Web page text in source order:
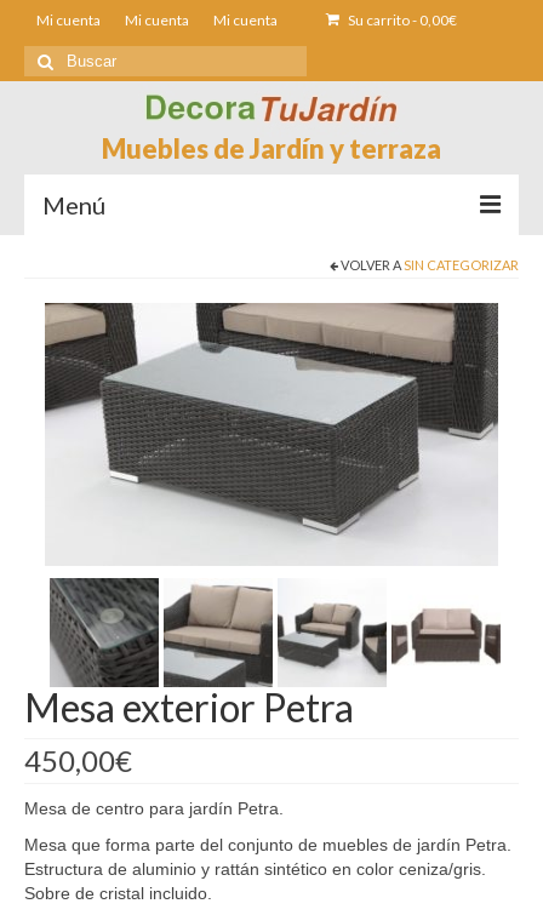
Mi cuenta Mi cuenta Mi cuenta Su carrito- 0,00€
Buscar
por:
Muebles de Jardín y terraza
Menú
Sillas de Jardin
Mesas de jardín
Tumbonas
Fundas muebles Jardín
Madrid
Barcelona
VOLVER ASIN CATEGORIZAR
Mesa exterior Petra
450,00€
Mesa de centro para jardín Petra.
Mesa que forma parte del conjunto de muebles de jardín Petra.
Estructura de aluminio y rattán sintético en color ceniza/gris.
Sobre de cristal incluido.